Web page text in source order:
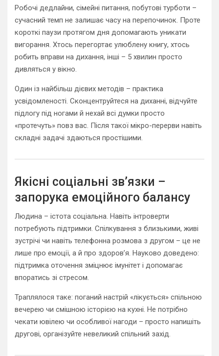
Робочі дедлайни, сімейні питання, побутові турботи –
сучасний темп не залишає часу на перепочинок. Проте
короткі паузи протягом дня допомагають уникати
вигорання. Хтось перегортає улюблену книгу, хтось
робить вправи на дихання, інші – 5 хвилин просто
дивляться у вікно.
Один із найбільш дієвих методів – практика
усвідомленості. Сконцентруйтеся на диханні, відчуйте
підлогу під ногами й нехай всі думки просто
«протечуть» повз вас. Після такої мікро-перерви навіть
складні задачі здаються простішими.
Якісні соціальні зв’язки –
запорука емоційного балансу
Людина – істота соціальна. Навіть інтроверти
потребують підтримки. Спілкування з близькими, живі
зустрічі чи навіть телефонна розмова з другом – це не
лише про емоції, а й про здоров’я. Науково доведено:
підтримка оточення зміцнює імунітет і допомагає
впоратись зі стресом.
Траплялося таке: поганий настрій «лікується» спільною
вечерею чи смішною історією на кухні. Не потрібно
чекати ювілею чи особливої нагоди – просто напишіть
другові, організуйте невеликий спільний захід.